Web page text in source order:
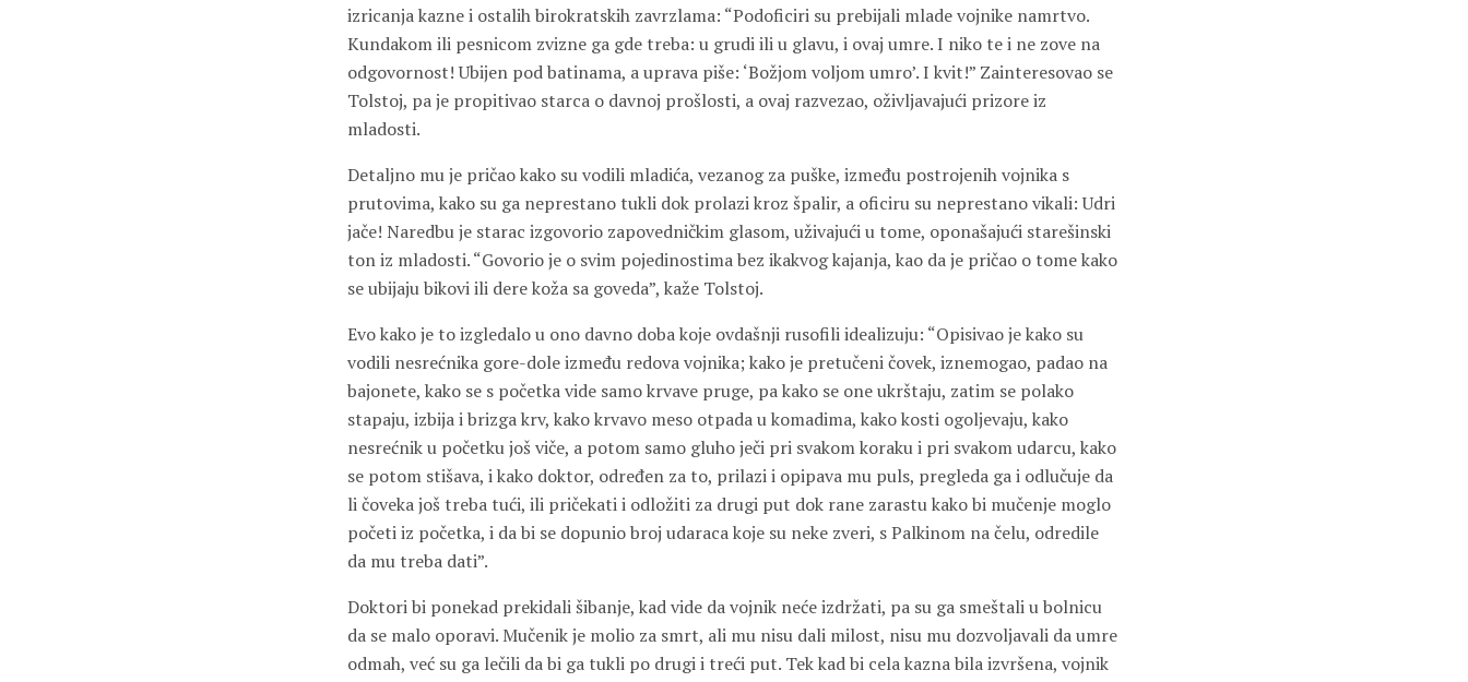
izricanja kazne i ostalih birokratskih zavrzlama: “Podoficiri su prebijali mlade vojnike namrtvo.
Kundakom ili pesnicom zvizne ga gde treba: u grudi ili u glavu, i ovaj umre. I niko te i ne zove na
odgovornost! Ubijen pod batinama, a uprava piše: ‘Božjom voljom umro’. I kvit!” Zainteresovao se
Tolstoj, pa je propitivao starca o davnoj prošlosti, a ovaj razvezao, oživljavajući prizore iz
mladosti.
Detaljno mu je pričao kako su vodili mladića, vezanog za puške, između postrojenih vojnika s
prutovima, kako su ga neprestano tukli dok prolazi kroz špalir, a oficiru su neprestano vikali: Udri
jače! Naredbu je starac izgovorio zapovedničkim glasom, uživajući u tome, oponašajući starešinski
ton iz mladosti. “Govorio je o svim pojedinostima bez ikakvog kajanja, kao da je pričao o tome kako
se ubijaju bikovi ili dere koža sa goveda”, kaže Tolstoj.
Evo kako je to izgledalo u ono davno doba koje ovdašnji rusofili idealizuju: “Opisivao je kako su
vodili nesrećnika gore-dole između redova vojnika; kako je pretučeni čovek, iznemogao, padao na
bajonete, kako se s početka vide samo krvave pruge, pa kako se one ukrštaju, zatim se polako
stapaju, izbija i brizga krv, kako krvavo meso otpada u komadima, kako kosti ogoljevaju, kako
nesrećnik u početku još viče, a potom samo gluho ječi pri svakom koraku i pri svakom udarcu, kako
se potom stišava, i kako doktor, određen za to, prilazi i opipava mu puls, pregleda ga i odlučuje da
li čoveka još treba tući, ili pričekati i odložiti za drugi put dok rane zarastu kako bi mučenje moglo
početi iz početka, i da bi se dopunio broj udaraca koje su neke zveri, s Palkinom na čelu, odredile
da mu treba dati”.
Doktori bi ponekad prekidali šibanje, kad vide da vojnik neće izdržati, pa su ga smeštali u bolnicu
da se malo oporavi. Mučenik je molio za smrt, ali mu nisu dali milost, nisu mu dozvoljavali da umre
odmah, već su ga lečili da bi ga tukli po drugi i treći put. Tek kad bi cela kazna bila izvršena, vojnik